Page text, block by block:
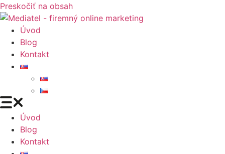
Preskočiť na obsah
Úvod
Blog
Kontakt
Úvod
Blog
Kontakt